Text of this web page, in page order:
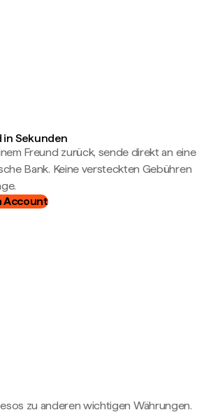
in Sekunden
Freund zurück, sende direkt an eine
Bank. Keine versteckten Gebühren
Account
zu anderen wichtigen Währungen.